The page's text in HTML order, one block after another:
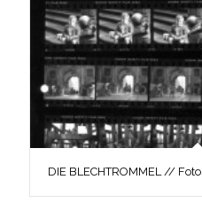
DIE BLECHTROMMEL //